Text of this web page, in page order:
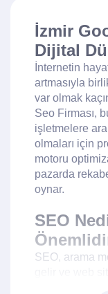
İzmir
Dijital
İnternetin
artmasıyla
var olmak
Seo Firması,
işletmelere
olmaları için
motoru
pazarda
oynar.
SEO
SEO, arama